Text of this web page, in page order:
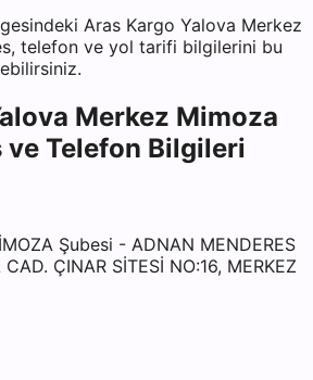
Aras Kargo Yalova Merkez
telefon ve yol tarifi bilgilerini bu
Merkez Mimoza
ve Telefon Bilgileri
Şubesi - ADNAN MENDERES
ÇINAR SİTESİ NO:16, MERKEZ